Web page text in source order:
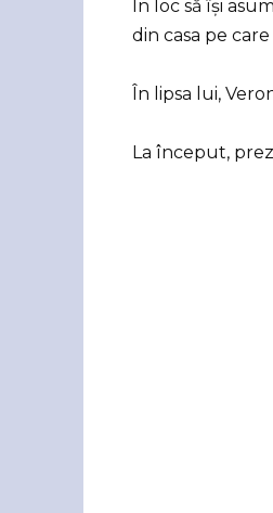
În loc să își
din casa pe
În lipsa lui,
La început,